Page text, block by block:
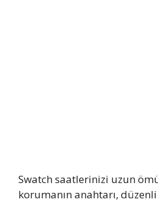
Swatch saatlerinizi uzun
korumanın anahtarı,